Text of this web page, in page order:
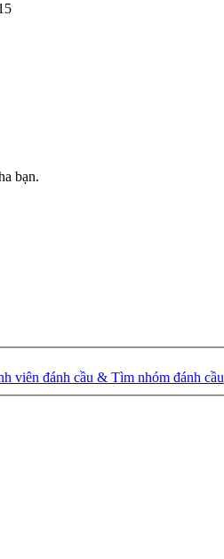
bạn.
viên đánh cầu & Tìm nhóm đánh cầu